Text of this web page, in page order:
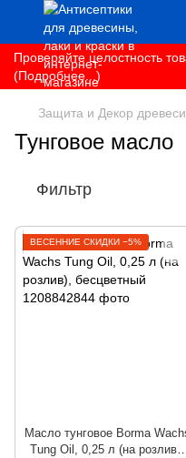
Проверяйте целостность
(Подробнее...)
Защита и Декор
Тунговое масло
Фильтр
ВЕСЕННИЕ СКИДКИ −5%
Масло тунговое Borma
Tung Oil, 0,25 л (на розлив),